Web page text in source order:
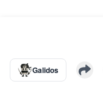
Galidos